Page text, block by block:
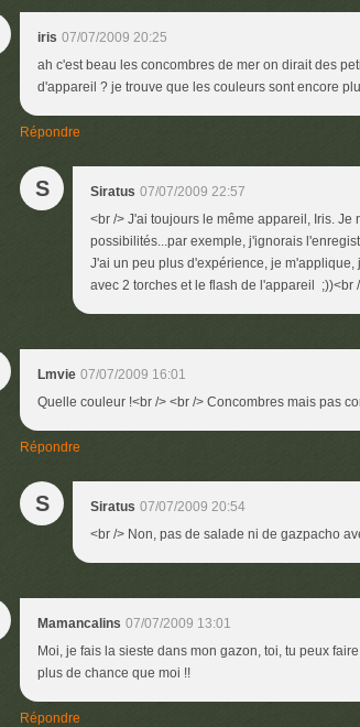
iris 07/07/2009 20:25
ah c'est beau les concombres de mer on dirait des
d'appareil ? je trouve que les couleurs sont encore
Répondre
S Siratus 07/07/2009 22:57
<br /> J'ai toujours le même appareil, Iris.
possibilités...par exemple, j'ignorais
J'ai un peu plus d'expérience, je
avec 2 torches et le flash de l'appareil ;))<br
Lmvie 07/07/2009 16:01
Quelle couleur !<br /> <br /> Concombres mais pas
Répondre
S Siratus 07/07/2009 20:54
<br /> Non, pas de salade ni de gazpacho
Mamancalins 07/07/2009 13:01
Moi, je fais la sieste dans mon gazon, toi, tu peux
plus de chance que moi !!
Répondre